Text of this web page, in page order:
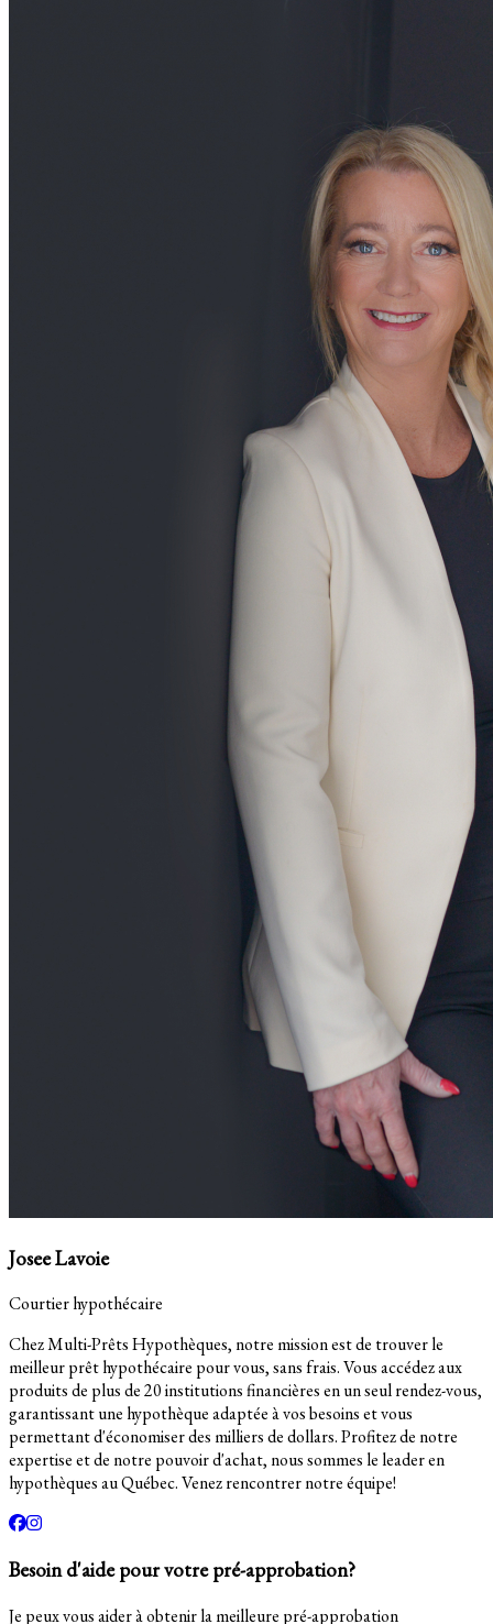
Josee Lavoie
Courtier hypothécaire
Chez Multi-Prêts Hypothèques, notre mission est de trouver le
meilleur prêt hypothécaire pour vous, sans frais. Vous accédez aux
produits de plus de 20 institutions financières en un seul rendez-vous,
garantissant une hypothèque adaptée à vos besoins et vous
permettant d'économiser des milliers de dollars. Profitez de notre
expertise et de notre pouvoir d'achat, nous sommes le leader en
hypothèques au Québec. Venez rencontrer notre équipe!
Besoin d'aide pour votre pré-approbation?
Je peux vous aider à obtenir la meilleure pré-approbation